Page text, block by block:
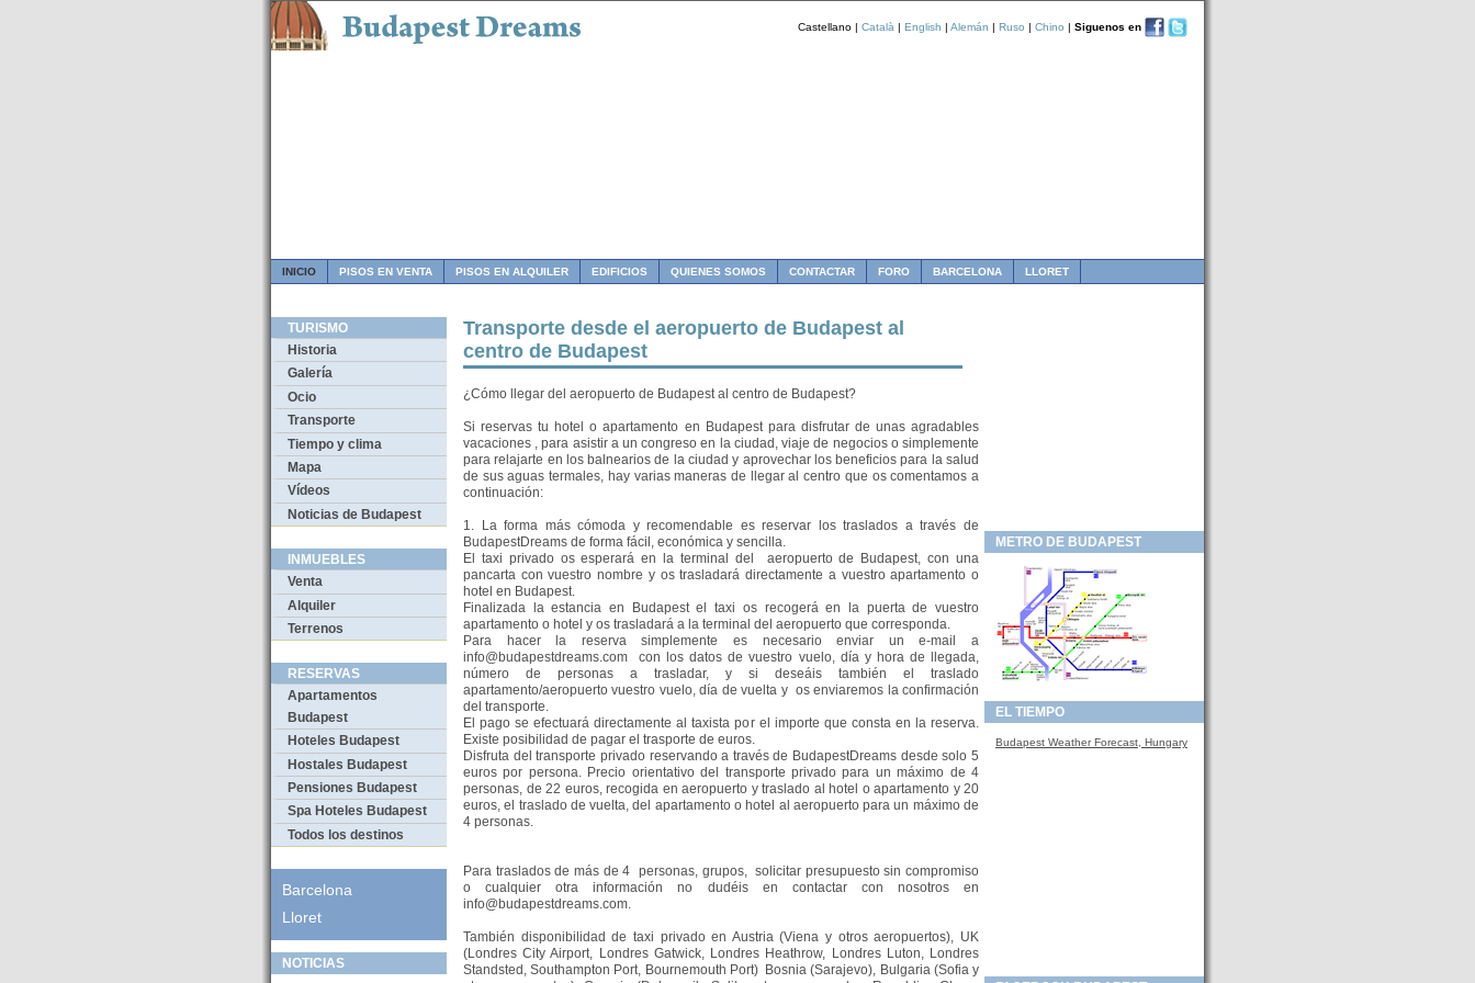
Castellano | Català | English | Alemán | Ruso | Chino | Siguenos en
INICIO PISOS EN VENTA PISOS EN ALQUILER EDIFICIOS QUIENES SOMOS CONTACTAR FORO BARCELONA LLORET
TURISMO
Historia
Galería
Ocio
Transporte
Tiempo y clima
Mapa
Vídeos
Noticias de Budapest
INMUEBLES
Venta
Alquiler
Terrenos
RESERVAS
Apartamentos
Budapest
Hoteles Budapest
Hostales Budapest
Pensiones Budapest
Spa Hoteles Budapest
Todos los destinos
Barcelona
Lloret
NOTICIAS
Transporte desde el aeropuerto de Budapest al
centro de Budapest
¿Cómo llegar del aeropuerto de Budapest al centro de Budapest?
Si reservas tu hotel o apartamento en Budapest para disfrutar de unas agradables
vacaciones , para asistir a un congreso en la ciudad, viaje de negocios o simplemente
para relajarte en los balnearios de la ciudad y aprovechar los beneficios para la salud
de sus aguas termales, hay varias maneras de llegar al centro que os comentamos a
continuación:
1. La forma más cómoda y recomendable es reservar los traslados a través de
BudapestDreams de forma fácil, económica y sencilla.
El taxi privado os esperará en la terminal del aeropuerto de Budapest, con una
pancarta con vuestro nombre y os trasladará directamente a vuestro apartamento o
hotel en Budapest.
Finalizada la estancia en Budapest el taxi os recogerá en la puerta de vuestro
apartamento o hotel y os trasladará a la terminal del aeropuerto que corresponda.
Para hacer la reserva simplemente es necesario enviar un e-mail a
info@budapestdreams.com con los datos de vuestro vuelo, día y hora de llegada,
número de personas a trasladar, y si deseáis también el traslado
apartamento/aeropuerto vuestro vuelo, día de vuelta y os enviaremos la confirmación
del transporte.
El pago se efectuará directamente al taxista por el importe que consta en la reserva.
Existe posibilidad de pagar el trasporte de euros.
Disfruta del transporte privado reservando a través de BudapestDreams desde solo 5
euros por persona. Precio orientativo del transporte privado para un máximo de 4
personas, de 22 euros, recogida en aeropuerto y traslado al hotel o apartamento y 20
euros, el traslado de vuelta, del apartamento o hotel al aeropuerto para un máximo de
4 personas.
Para traslados de más de 4 personas, grupos, solicitar presupuesto sin compromiso
o cualquier otra información no dudéis en contactar con nosotros en
info@budapestdreams.com.
También disponibilidad de taxi privado en Austria (Viena y otros aeropuertos), UK
(Londres City Airport, Londres Gatwick, Londres Heathrow, Londres Luton, Londres
Standsted, Southampton Port, Bournemouth Port) Bosnia (Sarajevo), Bulgaria (Sofia y
METRO DE BUDAPEST
EL TIEMPO
Budapest Weather Forecast, Hungary